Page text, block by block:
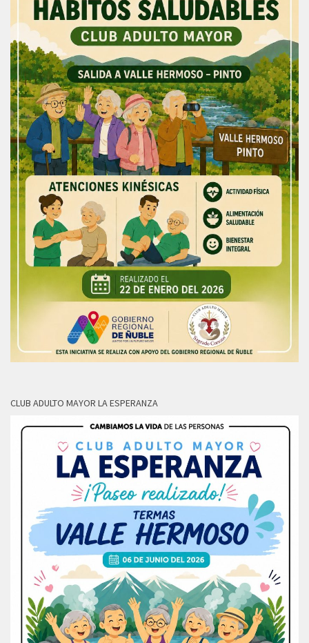
CLUB ADULTO MAYOR LA ESPERANZA